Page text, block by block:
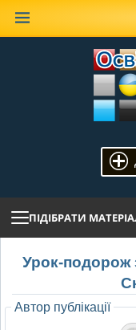
ПІДІБРАТИ
Урок-подорож
Автор публікації